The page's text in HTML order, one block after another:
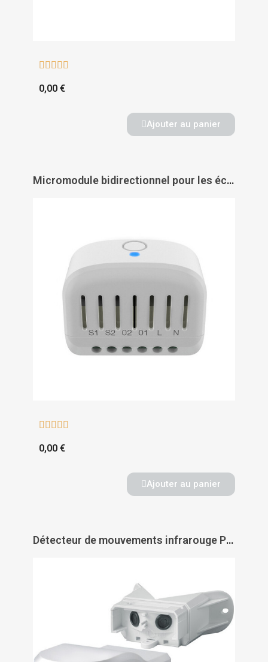
    
0,00 €
Ajouter au panier
Micromodule bidirectionnel pour les éclairages et appareils électriques - NICE
    
0,00 €
Ajouter au panier
Détecteur de mouvements infrarouge PIR 240 - BRENNENSTUHL